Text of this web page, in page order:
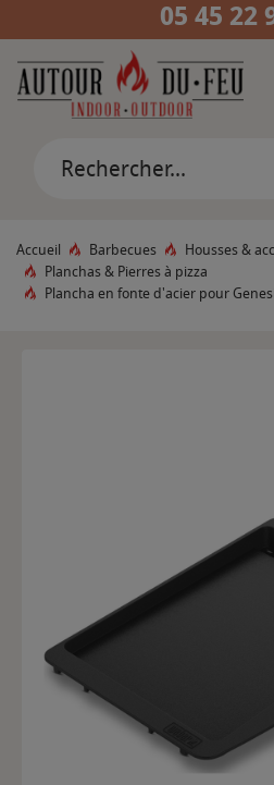
05 45 22
Accueil Barbecues
Housses &
Planchas & Pierres à pizza
Plancha en fonte d'acier pour